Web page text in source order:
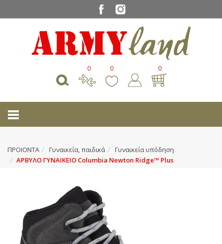
0 0 0
ΠΡΟΙΟΝΤΑ Γυναικεία, παιδικά
Γυναικεία υπόδηση
ΑΡΒΥΛΟ ΓΥΝΑΙΚΕΙΟ Columbia Newton Ridge™ Plus